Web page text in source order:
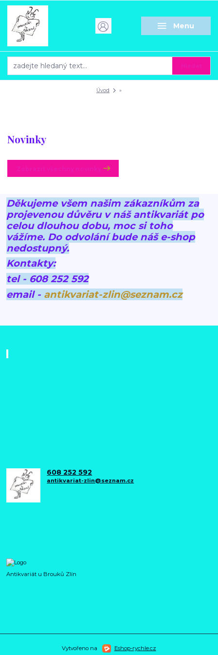
Menu
Úvod »
Novinky
Děkujeme všem našim zákazníkům za
projevenou důvěru v náš antikvariát po
celou dlouhou dobu, moc si toho
vážíme. Do odvolání bude náš e-shop
nedostupný.
Kontakty:
tel - 608 252 592
email - antikvariat-zlin@seznam.cz
608 252 592
antikvariat-zlin@seznam.cz
Antikvariát u Brouků Zlín
Vytvořeno na Eshop-rychle.cz